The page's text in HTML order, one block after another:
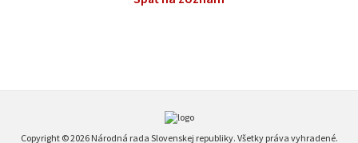
Copyright © 2026 Národná rada Slovenskej republiky. Všetky práva vyhradené.